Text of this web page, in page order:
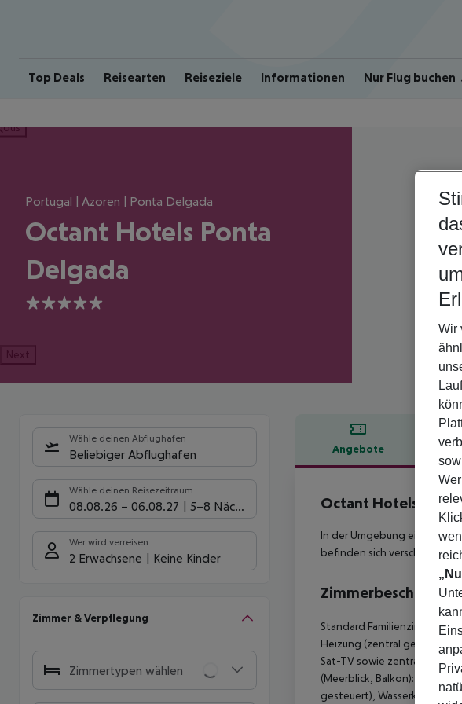
Top Deals Reisearten Reiseziele Informationen Nur Flug buchen
Portugal | Azoren | Ponta Delgada
Octant Hotels Ponta
Delgada
5
Next
Wähle deinen Abflughafen
Beliebiger Abflughafen
Wähle deinen Reisezeitraum
08.08.26 – 06.08.27 5-8 Nächte
Wer wird verreisen
2 Erwachsene Keine Kinder
Zimmer & Verpflegung
Zimmertypen wählen
Angebote
Octant Hotels
In der Umgebung eines
befinden sich verschiedene
Standard Familienzimmer
Heizung (zentral gesteuert),
Sat-TV sowie zentral
(Meerblick, Balkon): Mit
gesteuert), Wasserkocher
Wir